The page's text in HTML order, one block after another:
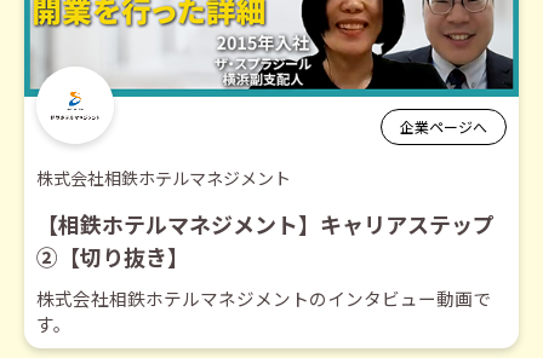
企業ページへ
株式会社相鉄ホテルマネジメント
【相鉄ホテルマネジメント】キャリアステップ
②【切り抜き】
株式会社相鉄ホテルマネジメントのインタビュー動画で
す。